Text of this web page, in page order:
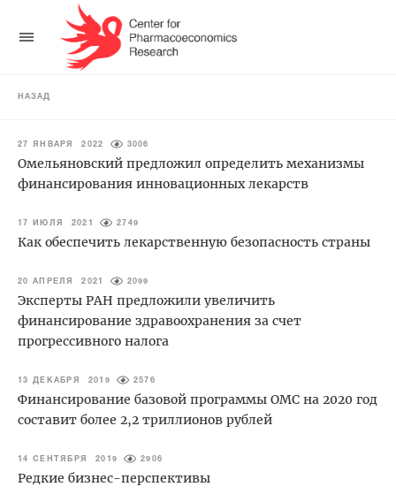
НАЗАД
27 ЯНВАРЯ 2022 3006
Омельяновский предложил определить механизмы
финансирования инновационных лекарств
17 ИЮЛЯ 2021 2749
Как обеспечить лекарственную безопасность страны
20 АПРЕЛЯ 2021 2099
Эксперты РАН предложили увеличить
финансирование здравоохранения за счет
прогрессивного налога
13 ДЕКАБРЯ 2019 2576
Финансирование базовой программы ОМС на 2020 год
составит более 2,2 триллионов рублей
14 СЕНТЯБРЯ 2019 2906
Редкие бизнес-перспективы